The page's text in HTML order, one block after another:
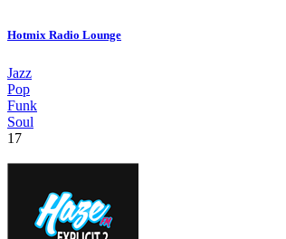
Hotmix Radio Lounge
Jazz
Pop
Funk
Soul
17